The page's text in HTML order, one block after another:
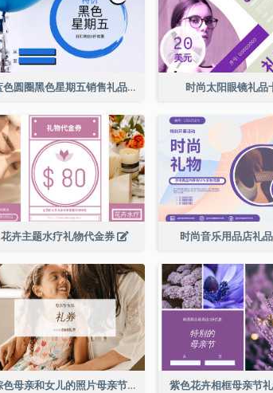
蓝色圆圈黑色星期五销售礼品卡 时尚太阳眼镜礼品
花卉主题水疗礼物代金券 时尚音乐用品店礼
棕色母亲和女儿的照片母亲节的礼品卡 紫色花卉相框母亲节